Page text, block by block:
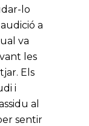
lo
a
va
les
Els
i
al
sentir